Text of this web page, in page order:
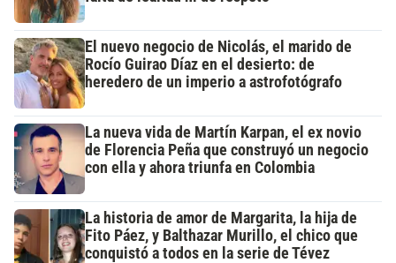
El nuevo negocio de Nicolás, el marido de
Rocío Guirao Díaz en el desierto: de
heredero de un imperio a astrofotógrafo
La nueva vida de Martín Karpan, el ex novio
de Florencia Peña que construyó un negocio
con ella y ahora triunfa en Colombia
La historia de amor de Margarita, la hija de
Fito Páez, y Balthazar Murillo, el chico que
conquistó a todos en la serie de Tévez